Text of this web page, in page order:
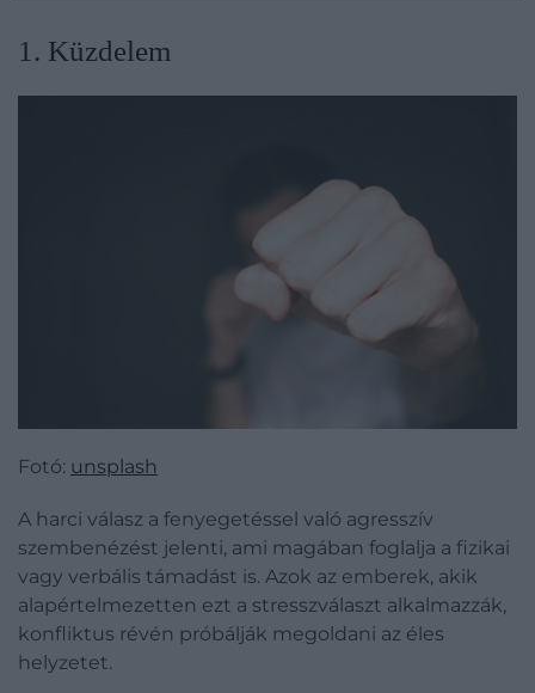
​1. Küzdelem
Fotó: unsplash
A harci válasz a fenyegetéssel való agresszív
szembenézést jelenti, ami magában foglalja a fizikai
vagy verbális támadást is. Azok az emberek, akik
alapértelmezetten ezt a stresszválaszt alkalmazzák,
konfliktus révén próbálják megoldani az éles
helyzetet.